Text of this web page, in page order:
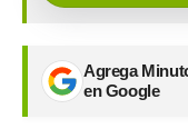
Agrega
en Google